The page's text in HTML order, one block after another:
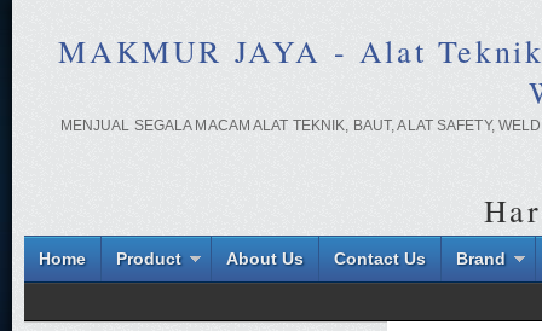
MAKMUR JAYA - Alat
MENJUAL SEGALA MACAM ALAT TEKNIK, BAUT, ALAT SAFETY,
Home Product About Us Contact Us Brand